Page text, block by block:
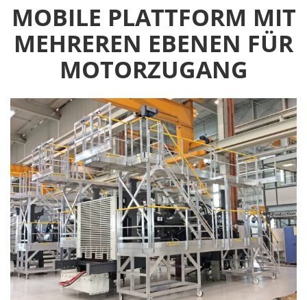
MOBILE PLATTFORM MIT
MEHREREN EBENEN FÜR
MOTORZUGANG